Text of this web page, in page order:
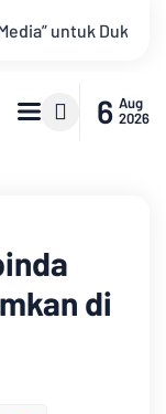
Kebijakan
6 Aug
2026
di